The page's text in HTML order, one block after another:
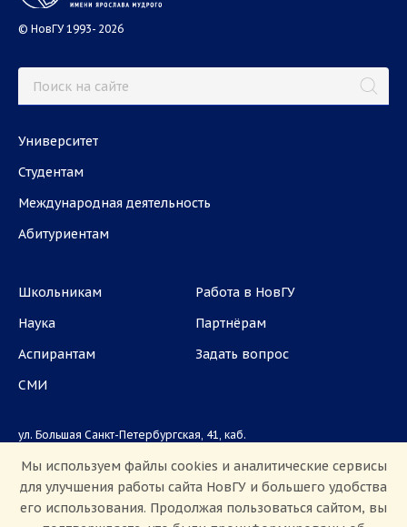
© НовГУ 1993- 2026
Университет
Студентам
Международная деятельность
Абитуриентам
Школьникам
Наука
Аспирантам
СМИ
Работа в НовГУ
Партнёрам
Задать вопрос
ул. Большая Санкт-Петербургская, 41, каб.
Приемная комиссия: +7(8162)33-20-44
Мы используем файлы cookies и аналитические сервисы
для улучшения работы сайта НовГУ и большего удобства
его использования. Продолжая пользоваться сайтом, вы